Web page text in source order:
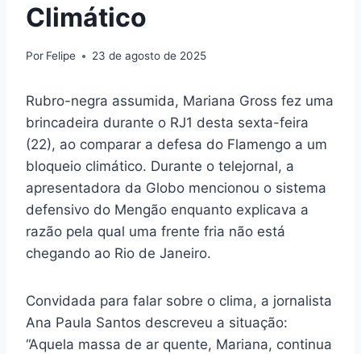
Climático
Por Felipe 23 de agosto de 2025
Rubro-negra assumida, Mariana Gross fez uma
brincadeira durante o RJ1 desta sexta-feira
(22), ao comparar a defesa do Flamengo a um
bloqueio climático. Durante o telejornal, a
apresentadora da Globo mencionou o sistema
defensivo do Mengão enquanto explicava a
razão pela qual uma frente fria não está
chegando ao Rio de Janeiro.
Convidada para falar sobre o clima, a jornalista
Ana Paula Santos descreveu a situação:
“Aquela massa de ar quente, Mariana, continua